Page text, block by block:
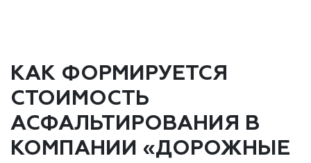
КАК ФОРМИРУЕТСЯ
СТОИМОСТЬ
АСФАЛЬТИРОВАНИЯ В
КОМПАНИИ «ДОРОЖНЫЕ